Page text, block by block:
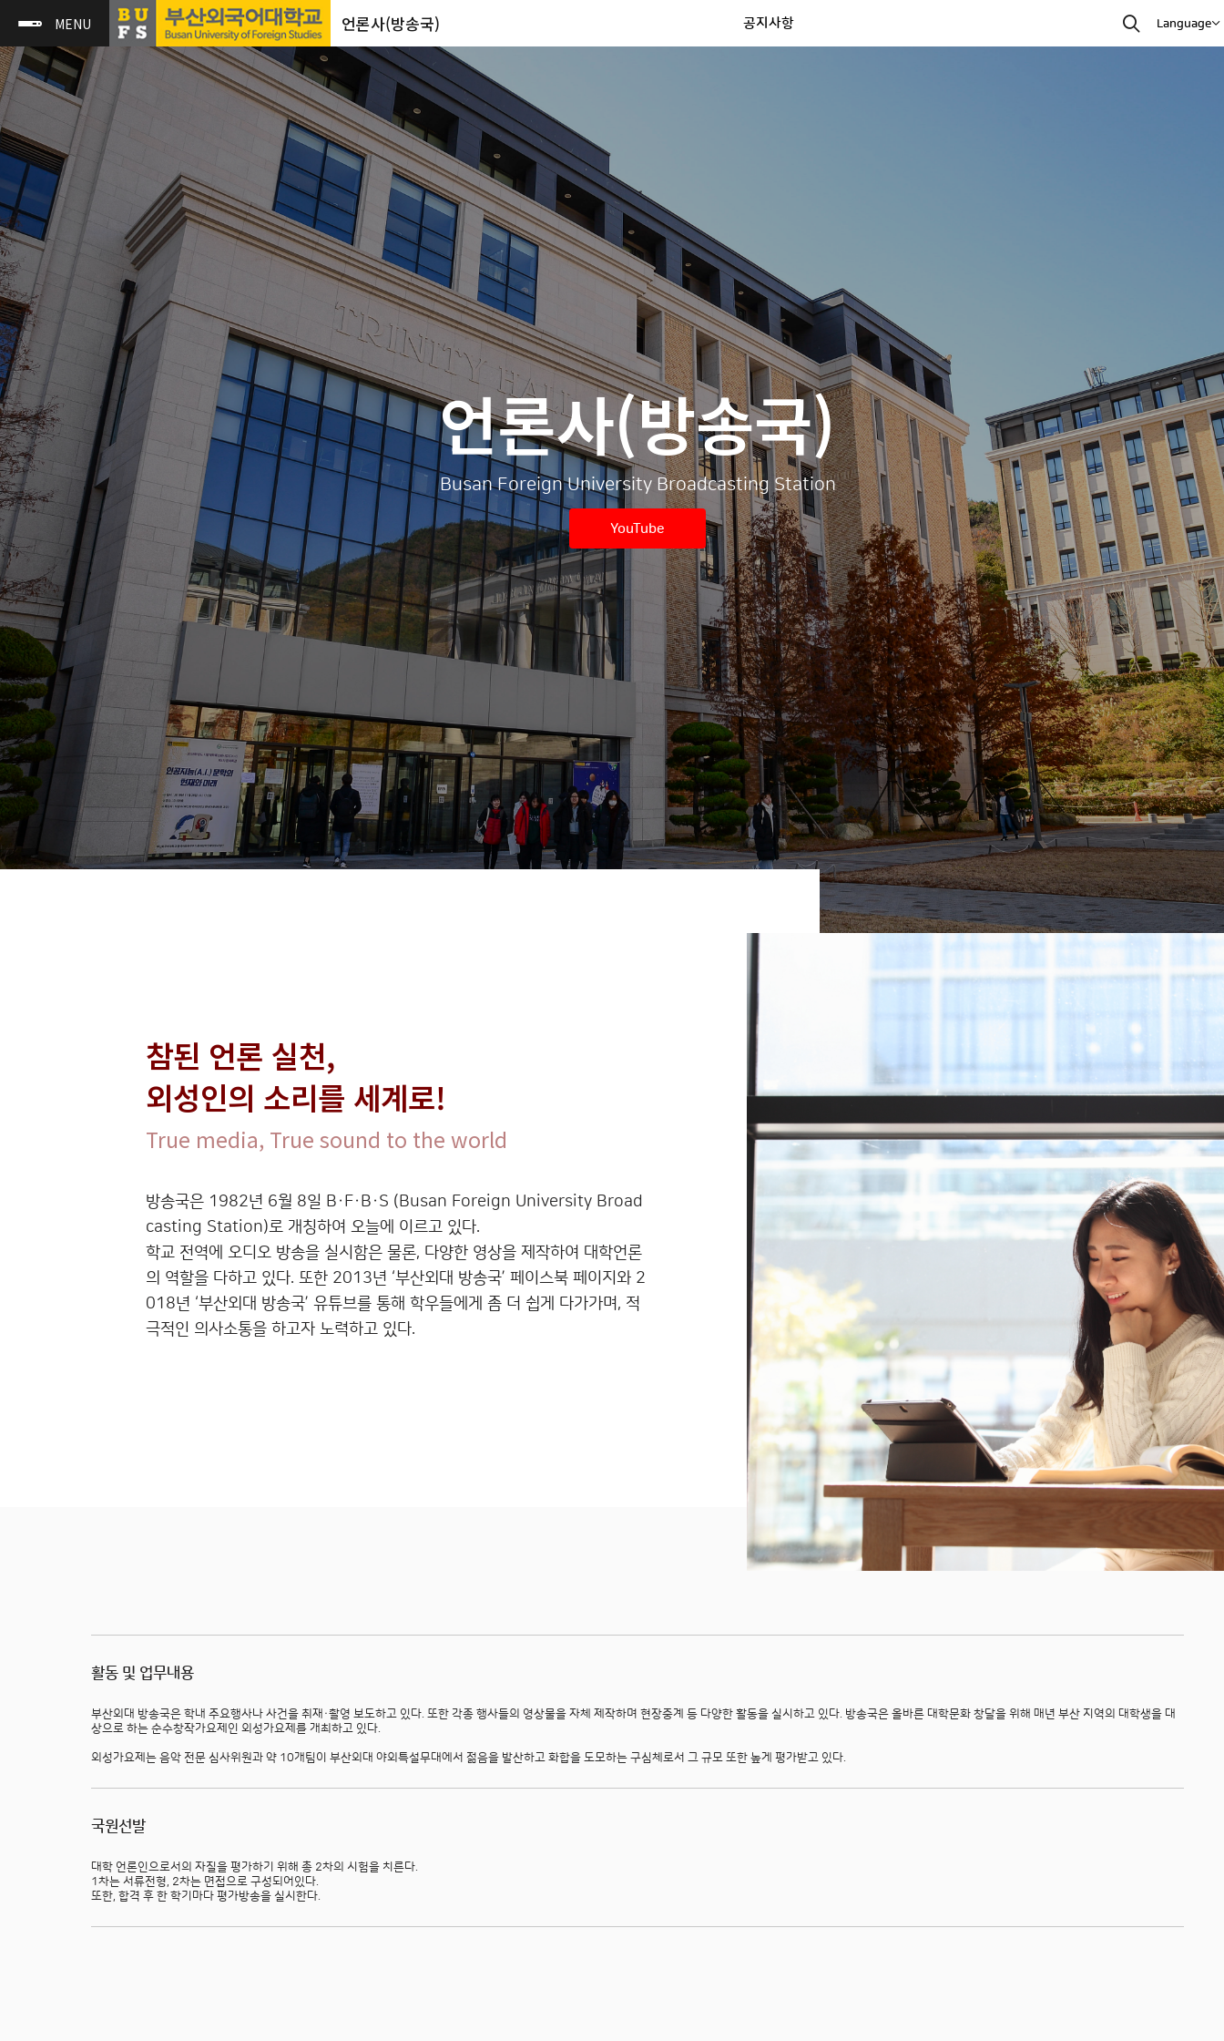
언론사(방송국) 공지사항 Language
언론사(방송국)
Busan Foreign University Broadcasting Station
YouTube
참된 언론 실천,
외성인의 소리를 세계로!
True media, True sound to the world
방송국은 1982년 6월 8일 B·F·B·S (Busan Foreign University Broad
casting Station)로 개칭하여 오늘에 이르고 있다.
학교 전역에 오디오 방송을 실시함은 물론, 다양한 영상을 제작하여 대학언론
의 역할을 다하고 있다. 또한 2013년 ‘부산외대 방송국’ 페이스북 페이지와 2
018년 ‘부산외대 방송국’ 유튜브를 통해 학우들에게 좀 더 쉽게 다가가며, 적
극적인 의사소통을 하고자 노력하고 있다.
활동 및 업무내용
부산외대 방송국은 학내 주요행사나 사건을 취재·촬영 보도하고 있다. 또한 각종 행사들의 영상물을 자체 제작하며 현장중계 등 다양한 활동을 실시하고 있다. 방송국은 올바른 대학문화 창달을 위해 매년 부산 지역의 대학생을 대
상으로 하는 순수창작가요제인 외성가요제를 개최하고 있다.
외성가요제는 음악 전문 심사위원과 약 10개팀이 부산외대 야외특설무대에서 젊음을 발산하고 화합을 도모하는 구심체로서 그 규모 또한 높게 평가받고 있다.
국원선발
대학 언론인으로서의 자질을 평가하기 위해 총 2차의 시험을 치른다.
1차는 서류전형, 2차는 면접으로 구성되어있다.
또한, 합격 후 한 학기마다 평가방송을 실시한다.